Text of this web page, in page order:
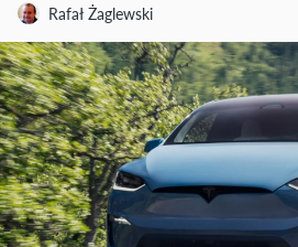
Rafał Żaglewski